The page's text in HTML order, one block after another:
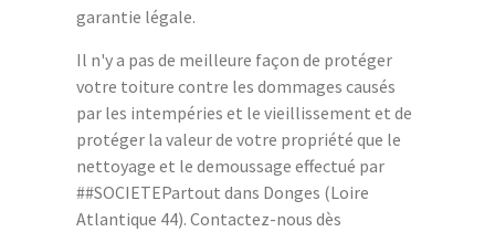
garantie légale.
Il n'y a pas de meilleure façon de protéger
votre toiture contre les dommages causés
par les intempéries et le vieillissement et de
protéger la valeur de votre propriété que le
nettoyage et le demoussage effectué par
##SOCIETEPartout dans Donges (Loire
Atlantique 44). Contactez-nous dès